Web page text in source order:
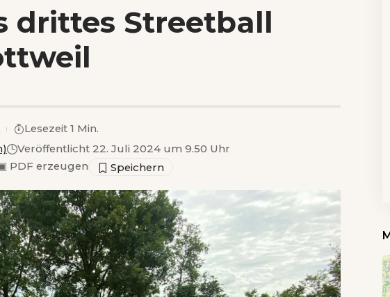
drittes Streetball
Veröffentlicht 22. Juli 2024 um 9.50 Uhr
PDF erzeugen
Lesezeit 1 Min.